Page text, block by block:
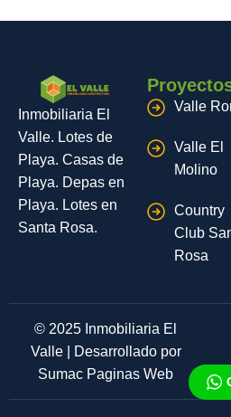
Inmobiliaria El
Valle. Lotes de
Playa. Casas de
Playa. Depas en
Playa. Lotes en
Santa Rosa.
Valle
Valle El
Molino
Country
Club
Rosa
© 2025 Inmobiliaria El
Valle | Desarrollado por
Sumac Paginas Web